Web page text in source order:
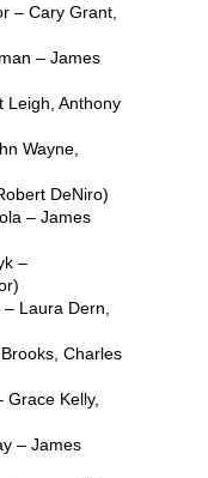
– Cary Grant,
– James
Leigh, Anthony
Wayne,
DeNiro)
– James
–
Laura Dern,
Charles
Grace Kelly,
– James